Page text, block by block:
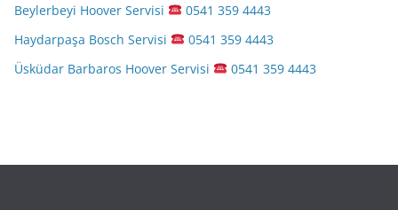
Beylerbeyi Hoover Servisi
0541 359 4443
Haydarpaşa Bosch Servisi
0541 359 4443
Üsküdar Barbaros Hoover Servisi
0541 359 4443